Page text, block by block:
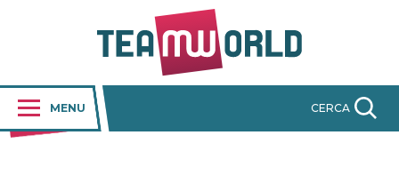
MENU CERCA